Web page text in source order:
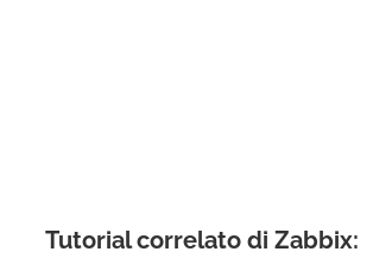
Tutorial correlato di Zabbix: